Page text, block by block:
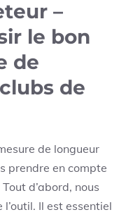
–
le bon
de
de
de longueur
prendre en compte
d’abord, nous
Il est essentiel